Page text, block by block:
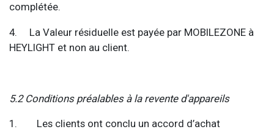
complétée.
4. La Valeur résiduelle est payée par MOBILEZONE à
HEYLIGHT et non au client.
5.2 Conditions préalables à la revente d'appareils
1. Les clients ont conclu un accord d’achat